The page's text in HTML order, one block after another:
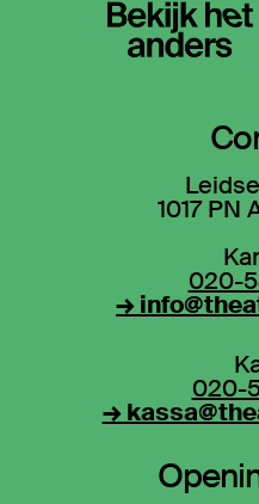
1017 PN
020-
→
020-
→